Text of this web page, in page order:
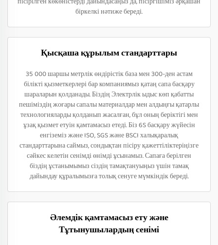
біркелкі нәтиже береді.
Қысқаша құрылым стандарттары
35 000 шаршы метрлік өндірістік база мен 300-ден астам
білікті қызметкерлері бар компаниямыз қатаң сапа басқару
шараларын қолданады. Біздің Электрлік ыдыс көп қабатты
пешіміздің жоғары сапалы материалдар мен алдыңғы қатарлы
технологияларды қолданып жасалған, бұл оның беріктігі мен
ұзақ қызмет етуін қамтамасыз етеді. Біз 6S басқару жүйесін
енгіземіз және ISO, SGS және BSCI халықаралық
стандарттарына саймыз, сондықтан пісіру қажеттіліктеріңізге
сәйкес келетін сенімді өнімді ұсынамыз. Сапаға берілген
біздің ұстанымымыз сіздің тамақтануыңыз үшін тамақ
дайындау құралымызға толық сенуге мүмкіндік береді.
Әлемдік қамтамасыз ету және
Тұтынушылардың сенімі